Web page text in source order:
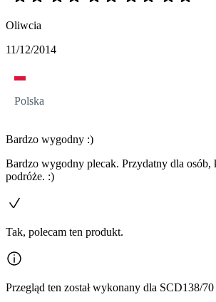
Oliwcia
11/12/2014
Polska
Bardzo wygodny :)
Bardzo wygodny plecak. Przydatny dla osób,
podróże. :)
Tak, polecam ten produkt.
Przegląd ten został wykonany dla SCD138/